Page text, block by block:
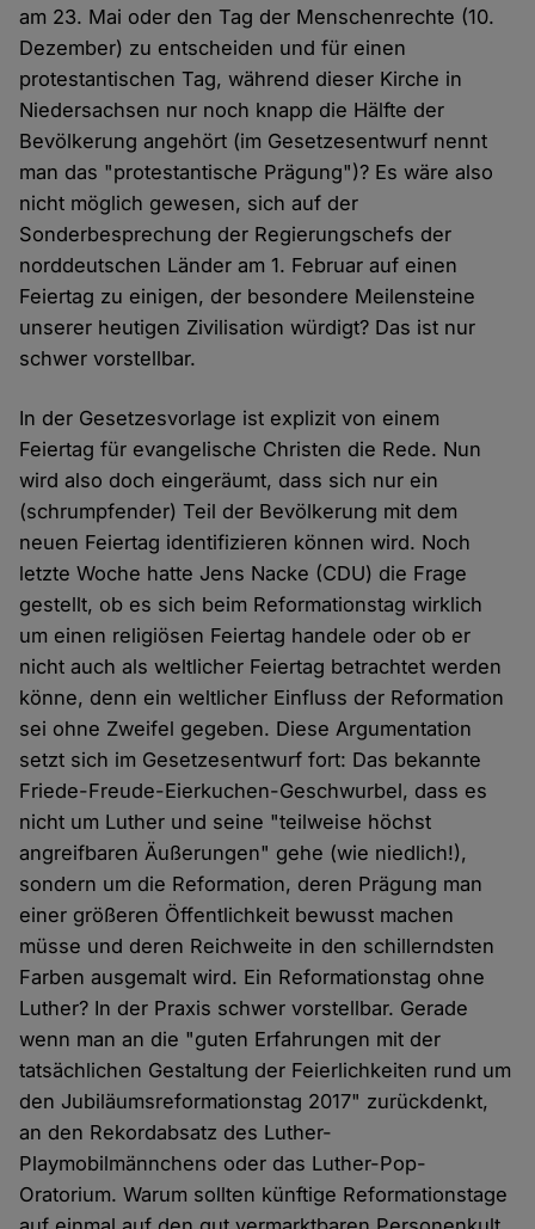
am 23. Mai oder den Tag der Menschenrechte (10.
Dezember) zu entscheiden und für einen
protestantischen Tag, während dieser Kirche in
Niedersachsen nur noch knapp die Hälfte der
Bevölkerung angehört (im Gesetzesentwurf nennt
man das "protestantische Prägung")? Es wäre also
nicht möglich gewesen, sich auf der
Sonderbesprechung der Regierungschefs der
norddeutschen Länder am 1. Februar auf einen
Feiertag zu einigen, der besondere Meilensteine
unserer heutigen Zivilisation würdigt? Das ist nur
schwer vorstellbar.
In der Gesetzesvorlage ist explizit von einem
Feiertag für evangelische Christen die Rede. Nun
wird also doch eingeräumt, dass sich nur ein
(schrumpfender) Teil der Bevölkerung mit dem
neuen Feiertag identifizieren können wird. Noch
letzte Woche hatte Jens Nacke (CDU) die Frage
gestellt, ob es sich beim Reformationstag wirklich
um einen religiösen Feiertag handele oder ob er
nicht auch als weltlicher Feiertag betrachtet werden
könne, denn ein weltlicher Einfluss der Reformation
sei ohne Zweifel gegeben. Diese Argumentation
setzt sich im Gesetzesentwurf fort: Das bekannte
Friede-Freude-Eierkuchen-Geschwurbel, dass es
nicht um Luther und seine "teilweise höchst
angreifbaren Äußerungen" gehe (wie niedlich!),
sondern um die Reformation, deren Prägung man
einer größeren Öffentlichkeit bewusst machen
müsse und deren Reichweite in den schillerndsten
Farben ausgemalt wird. Ein Reformationstag ohne
Luther? In der Praxis schwer vorstellbar. Gerade
wenn man an die "guten Erfahrungen mit der
tatsächlichen Gestaltung der Feierlichkeiten rund um
den Jubiläumsreformationstag 2017" zurückdenkt,
an den Rekordabsatz des Luther-
Playmobilmännchens oder das Luther-Pop-
Oratorium. Warum sollten künftige Reformationstage